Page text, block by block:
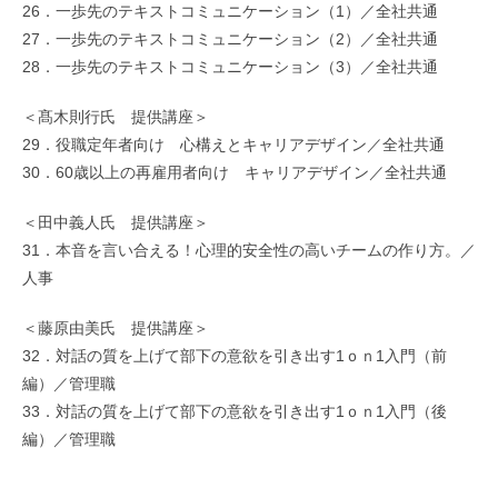
26．一歩先のテキストコミュニケーション（1）／全社共通
27．一歩先のテキストコミュニケーション（2）／全社共通
28．一歩先のテキストコミュニケーション（3）／全社共通
＜髙木則行氏 提供講座＞
29．役職定年者向け 心構えとキャリアデザイン／全社共通
30．60歳以上の再雇用者向け キャリアデザイン／全社共通
＜田中義人氏 提供講座＞
31．本音を言い合える！心理的安全性の高いチームの作り方。／
人事
＜藤原由美氏 提供講座＞
32．対話の質を上げて部下の意欲を引き出す1ｏｎ1入門（前
編）／管理職
33．対話の質を上げて部下の意欲を引き出す1ｏｎ1入門（後
編）／管理職